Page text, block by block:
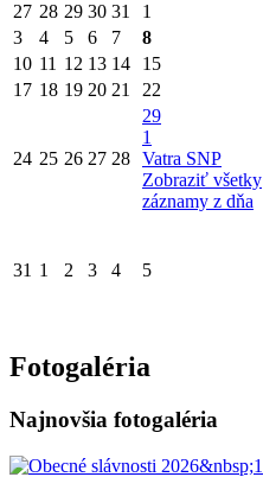
27 28 29 30 31 1
3
4 5 6 7 8
10 11 12 13 14 15
17 18 19 20 21 22
24 25 26 27 28
29
1
Vatra SNP
Zobraziť všetky
záznamy z dňa
31 1 2 3 4 5
Fotogaléria
Najnovšia fotogaléria